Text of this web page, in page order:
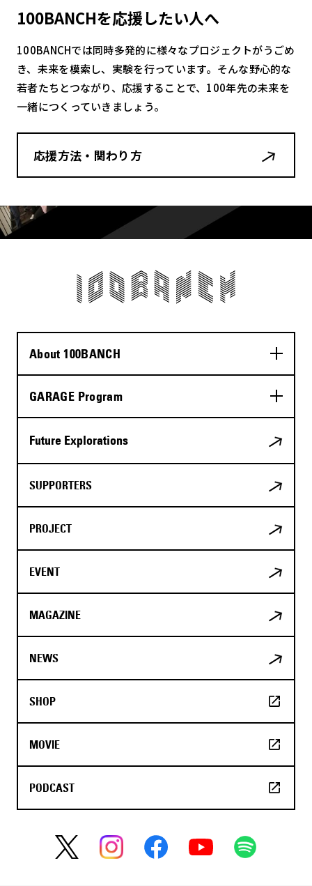
100BANCHを応援したい人へ
100BANCHでは同時多発的に様々なプロジェクトがうごめ
き、未来を模索し、実験を行っています。そんな野心的な
若者たちとつながり、応援することで、100年先の未来を
一緒につくっていきましょう。
応援方法・関わり方
About 100BANCH
GARAGE Program
Future Explorations
SUPPORTERS
PROJECT
EVENT
MAGAZINE
NEWS
SHOP
MOVIE
PODCAST